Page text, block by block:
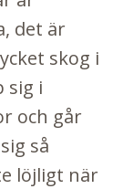
det är
skog i
sig i
och går
så
löjligt när